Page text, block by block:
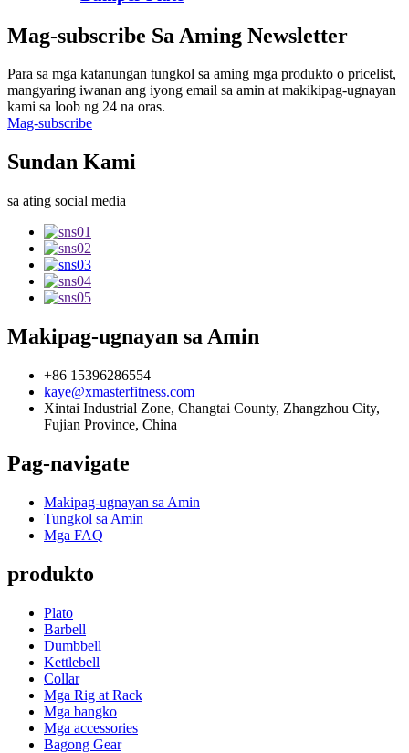
Mag-subscribe Sa Aming Newsletter
Para sa mga katanungan tungkol sa aming mga produkto o pricelist,
mangyaring iwanan ang iyong email sa amin at makikipag-ugnayan
kami sa loob ng 24 na oras.
Mag-subscribe
Sundan Kami
sa ating social media
Makipag-ugnayan sa Amin
+86 15396286554
kaye@xmasterfitness.com
Xintai Industrial Zone, Changtai County, Zhangzhou City,
Fujian Province, China
Pag-navigate
Makipag-ugnayan sa Amin
Tungkol sa Amin
Mga FAQ
produkto
Plato
Barbell
Dumbbell
Kettlebell
Collar
Mga Rig at Rack
Mga bangko
Mga accessories
Bagong Gear